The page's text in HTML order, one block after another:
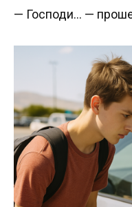
— Господи… —